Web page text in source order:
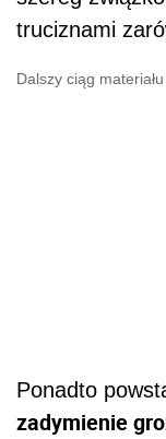
truciznami
Dalszy ciąg
Ponadto
zadymienie